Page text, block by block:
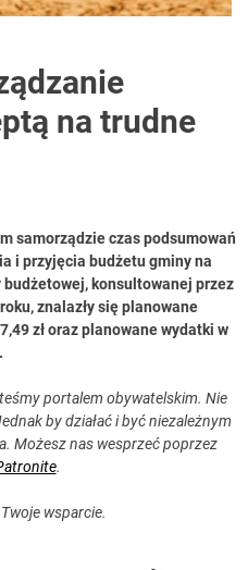
na trudne
samorządzie czas podsumowań
i przyjęcia budżetu gminy na
budżetowej, konsultowanej przez
znalazły się planowane
zł oraz planowane wydatki w
portalem obywatelskim. Nie
by działać i być niezależnym
Możesz nas wesprzeć poprzez
.
wsparcie.